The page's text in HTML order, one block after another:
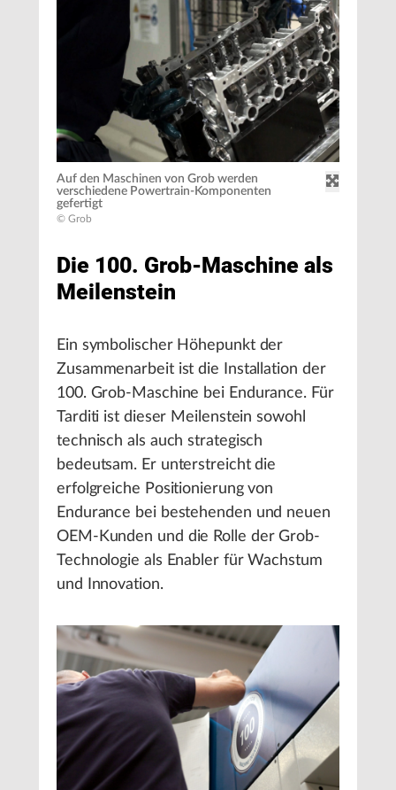
Auf den Maschinen von Grob werden
verschiedene Powertrain-Komponenten
gefertigt
© Grob
Die 100. Grob-Maschine als
Meilenstein
Ein symbolischer Höhepunkt der
Zusammenarbeit ist die Installation der
100. Grob-Maschine bei Endurance. Für
Tarditi ist dieser Meilenstein sowohl
technisch als auch strategisch
bedeutsam. Er unterstreicht die
erfolgreiche Positionierung von
Endurance bei bestehenden und neuen
OEM-Kunden und die Rolle der Grob-
Technologie als Enabler für Wachstum
und Innovation.